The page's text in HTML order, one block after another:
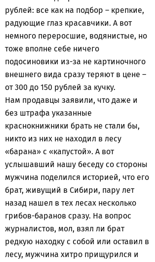
рублей: все как на подбор – крепкие,
радующие глаз красавчики. А вот
немного переросшие, водянистые, но
тоже вполне себе ничего
подосиновики из-за не картиночного
внешнего вида сразу теряют в цене –
от 300 до 150 рублей за кучку.
Нам продавцы заявили, что даже и
без штрафа указанные
краснокнижники брать не стали бы,
никто из них не находил в лесу
«барана» с «капустой». А вот
услышавший нашу беседу со стороны
мужчина поделился историей, что его
брат, живущий в Сибири, пару лет
назад нашел в тех лесах несколько
грибов-баранов сразу. На вопрос
журналистов, мол, взял ли брат
редкую находку с собой или оставил в
лесу, мужчина хитро прищурился и